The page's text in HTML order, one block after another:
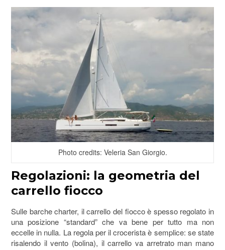
Photo credits: Veleria San Giorgio.
Regolazioni: la geometria del
carrello fiocco
Sulle barche charter, il carrello del fiocco è spesso regolato in
una posizione “standard” che va bene per tutto ma non
eccelle in nulla. La regola per il crocerista è semplice: se state
risalendo il vento (bolina), il carrello va arretrato man mano